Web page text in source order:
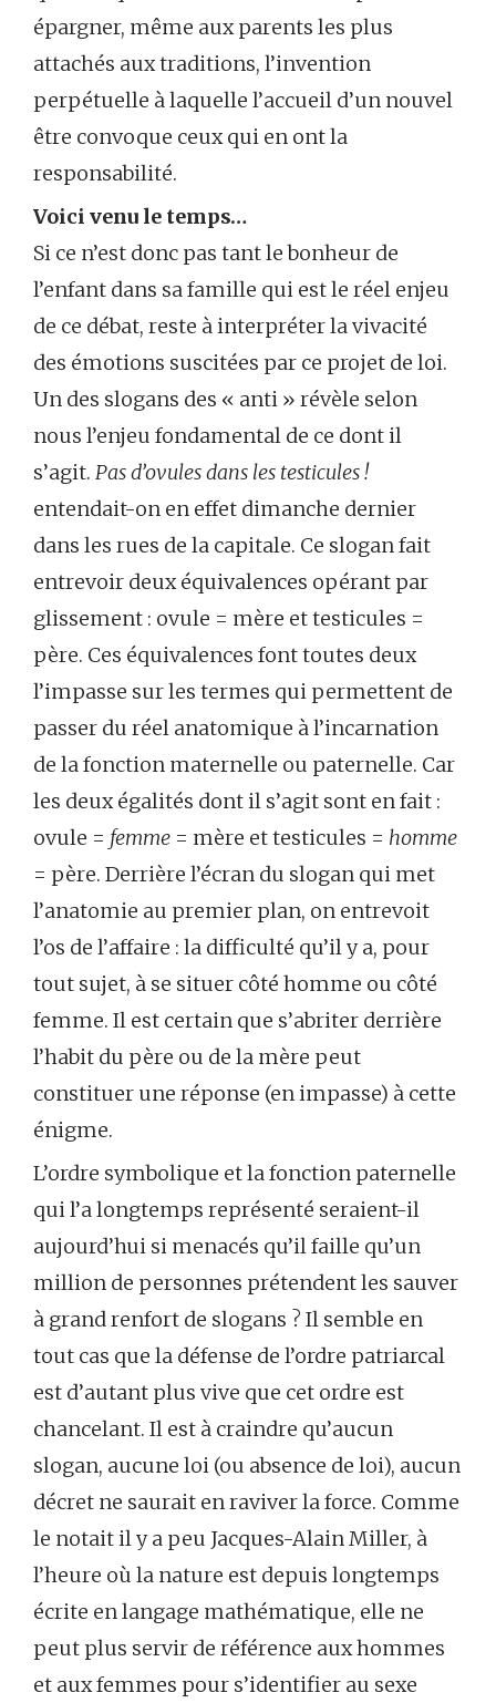
épargner, même aux parents les plus
attachés aux traditions, l’invention
perpétuelle à laquelle l’accueil d’un nouvel
être convoque ceux qui en ont la
responsabilité.
Voici venu le temps…
Si ce n’est donc pas tant le bonheur de
l’enfant dans sa famille qui est le réel enjeu
de ce débat, reste à interpréter la vivacité
des émotions suscitées par ce projet de loi.
Un des slogans des « anti » révèle selon
nous l’enjeu fondamental de ce dont il
s’agit. Pas d’ovules dans les testicules !
entendait-on en effet dimanche dernier
dans les rues de la capitale. Ce slogan fait
entrevoir deux équivalences opérant par
glissement : ovule = mère et testicules =
père. Ces équivalences font toutes deux
l’impasse sur les termes qui permettent de
passer du réel anatomique à l’incarnation
de la fonction maternelle ou paternelle. Car
les deux égalités dont il s’agit sont en fait :
ovule = femme = mère et testicules = homme
= père. Derrière l’écran du slogan qui met
l’anatomie au premier plan, on entrevoit
l’os de l’affaire : la difficulté qu’il y a, pour
tout sujet, à se situer côté homme ou côté
femme. Il est certain que s’abriter derrière
l’habit du père ou de la mère peut
constituer une réponse (en impasse) à cette
énigme.
L’ordre symbolique et la fonction paternelle
qui l’a longtemps représenté seraient-il
aujourd’hui si menacés qu’il faille qu’un
million de personnes prétendent les sauver
à grand renfort de slogans ? Il semble en
tout cas que la défense de l’ordre patriarcal
est d’autant plus vive que cet ordre est
chancelant. Il est à craindre qu’aucun
slogan, aucune loi (ou absence de loi), aucun
décret ne saurait en raviver la force. Comme
le notait il y a peu Jacques-Alain Miller, à
l’heure où la nature est depuis longtemps
écrite en langage mathématique, elle ne
peut plus servir de référence aux hommes
et aux femmes pour s’identifier au sexe